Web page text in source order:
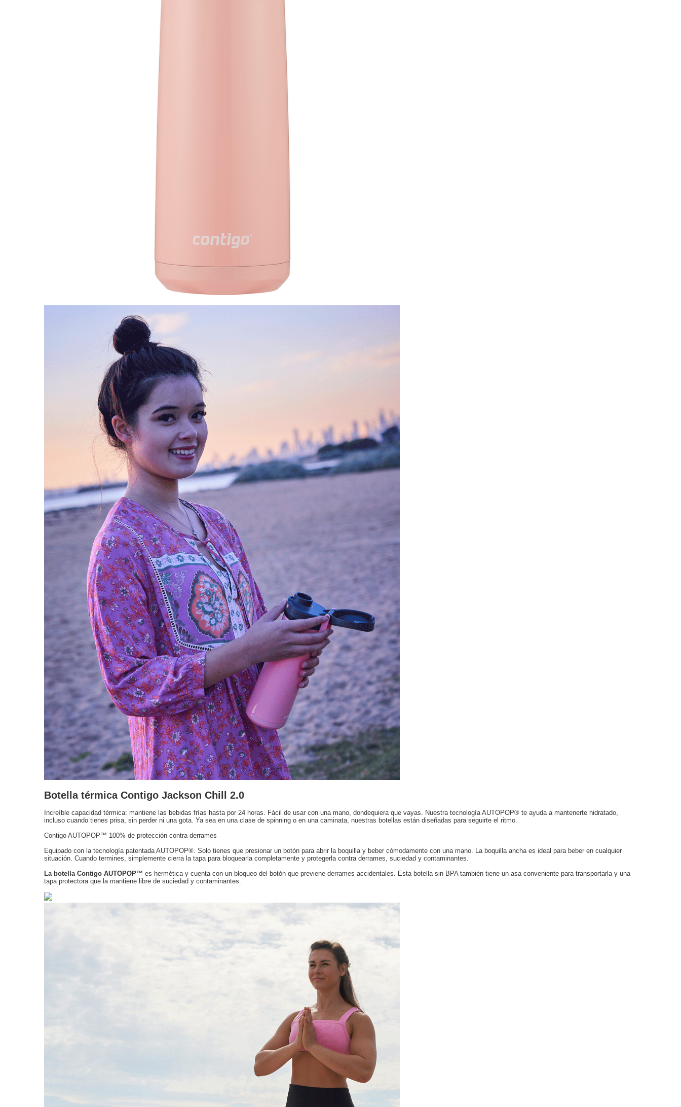
Botella térmica Contigo Jackson Chill 2.0
Increíble capacidad térmica: mantiene las bebidas frías hasta por 24 horas. Fácil de usar con una mano, dondequiera que vayas. Nuestra tecnología AUTOPOP® te ayuda a mantenerte hidratado,
incluso cuando tienes prisa, sin perder ni una gota. Ya sea en una clase de spinning o en una caminata, nuestras botellas están diseñadas para seguirte el ritmo.
Contigo AUTOPOP™ 100% de protección contra derrames
Equipado con la tecnología patentada AUTOPOP®. Solo tienes que presionar un botón para abrir la boquilla y beber cómodamente con una mano. La boquilla ancha es ideal para beber en cualquier
situación. Cuando termines, simplemente cierra la tapa para bloquearla completamente y protegerla contra derrames, suciedad y contaminantes.
La botella Contigo AUTOPOP™ es hermética y cuenta con un bloqueo del botón que previene derrames accidentales. Esta botella sin BPA también tiene un asa conveniente para transportarla y una
tapa protectora que la mantiene libre de suciedad y contaminantes.